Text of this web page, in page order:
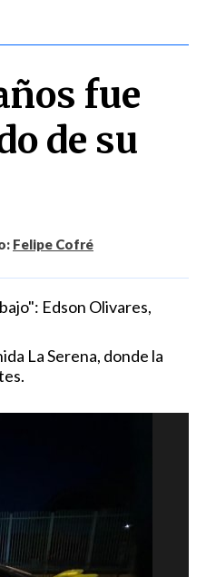
fue
de su
Felipe Cofré
Edson Olivares,
La Serena, donde la